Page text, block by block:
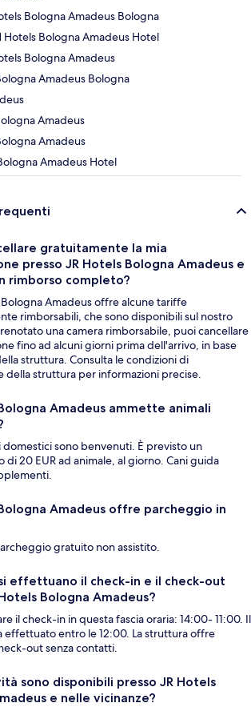
Bologna Amadeus Bologna
Hotels Bologna Amadeus Hotel
Bologna Amadeus
Amadeus Bologna
Amadeus
Amadeus
Amadeus Hotel
gratuitamente la mia
presso JR Hotels Bologna Amadeus e
rimborso completo?
Bologna Amadeus offre alcune tariffe
rimborsabili, che sono disponibili sul nostro
una camera rimborsabile, puoi cancellare
fino ad alcuni giorni prima dell'arrivo, in base
struttura. Consulta le condizioni di
della struttura per informazioni precise.
Amadeus ammette animali
domestici sono benvenuti. È previsto un
di 20 EUR ad animale, al giorno. Cani guida
Amadeus offre parcheggio in
gratuito non assistito.
effettuano il check-in e il check-out
Bologna Amadeus?
il check-in in questa fascia oraria: 14:00- 11:00. Il
effettuato entro le 12:00. La struttura offre
out senza contatti.
sono disponibili presso JR Hotels
e nelle vicinanze?